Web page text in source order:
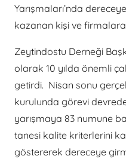
Yarışmaları’nda
kazanan kişi ve
Zeytindostu Derneği
olarak 10 yılda önemli
getirdi. Nisan sonu
kurulunda görevi
yarışmaya 83 numune
tanesi kalite kriterlerini
göstererek dereceye